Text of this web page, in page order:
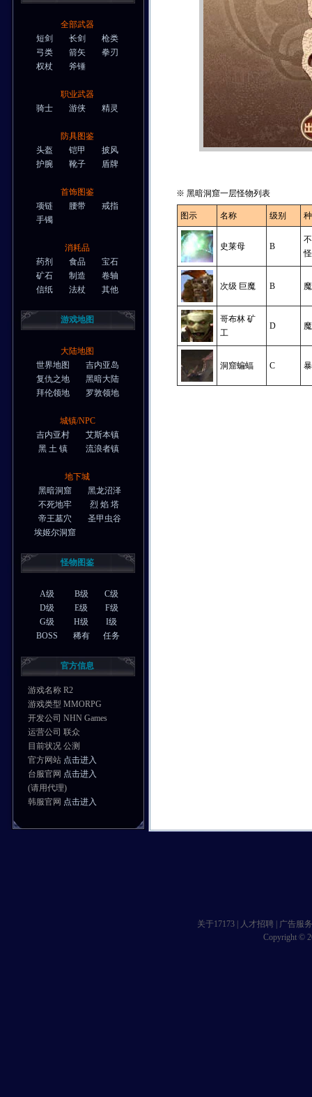
全部武器
短剑
长剑
枪类
弓类
箭矢
拳刃
权杖
斧锤
职业武器
骑士
游侠 精灵
防具图鉴
头盔
铠甲
披风
护腕
靴子 盾牌
首饰图鉴
项链
腰带
戒指
手镯
消耗品
药剂
食品
宝石
矿石
制造
卷轴
信纸
法杖 其他
游戏地图
大陆地图
世界地图
吉内亚岛
复仇之地
黑暗大陆
拜伦领地
罗敦领地
城镇/NPC
吉内亚村
艾斯本镇
黑 土 镇
流浪者镇
地下城
黑暗洞窟
黑龙沼泽
不死地牢
烈 焰 塔
帝王墓穴
圣甲虫谷
埃姬尔洞窟
怪物图鉴
A级 B级
C级
D级
E级
F级
G级
H级
I级
BOSS
稀有 任务
官方信息
游戏名称 R2
游戏类型 MMORPG
开发公司 NHN Games
运营公司 联众
目前状况 公测
官方网站 点击进入
台服官网 点击进入
(请用代理)
韩服官网 点击进入
※ 黑暗洞窟一层怪物列表
图示 名称 级别
史莱母 B
次级 巨魔 B
哥布林 矿
工
D
洞窟蝙蝠 C
关于17173 人才招聘
广告服务
Copyright ©